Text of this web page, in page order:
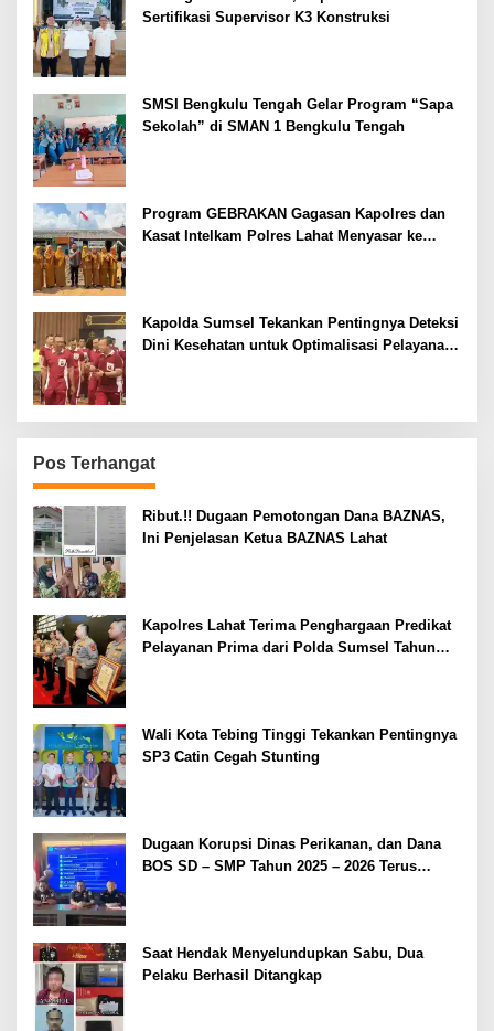
Sertifikasi Supervisor K3 Konstruksi
SMSI Bengkulu Tengah Gelar Program “Sapa
Sekolah” di SMAN 1 Bengkulu Tengah
Program GEBRAKAN Gagasan Kapolres dan
Kasat Intelkam Polres Lahat Menyasar ke
Kapolda Sumsel Tekankan Pentingnya Deteksi
Dini Kesehatan untuk Optimalisasi Pelayanan
Pos Terhangat
Ribut.!! Dugaan Pemotongan Dana BAZNAS,
Ini Penjelasan Ketua BAZNAS Lahat
Kapolres Lahat Terima Penghargaan Predikat
Pelayanan Prima dari Polda Sumsel Tahun
Wali Kota Tebing Tinggi Tekankan Pentingnya
SP3 Catin Cegah Stunting
Dugaan Korupsi Dinas Perikanan, dan Dana
BOS SD – SMP Tahun 2025 – 2026 Terus
Saat Hendak Menyelundupkan Sabu, Dua
Pelaku Berhasil Ditangkap